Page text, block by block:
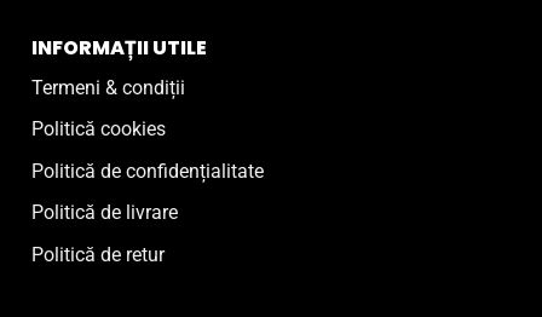
INFORMAȚII UTILE
Termeni & condiții
Politică cookies
Politică de confidențialitate
Politică de livrare
Politică de retur